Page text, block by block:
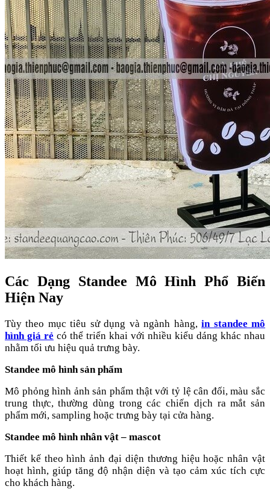
Các Dạng Standee Mô Hình Phổ Biến
Hiện Nay
Tùy theo mục tiêu sử dụng và ngành hàng,in standee mô
hình giá rẻ có thể triển khai với nhiều kiểu dáng khác nhau
nhằm tối ưu hiệu quả trưng bày.
Standee mô hình sản phẩm
Mô phỏng hình ảnh sản phẩm thật với tỷ lệ cân đối, màu sắc
trung thực, thường dùng trong các chiến dịch ra mắt sản
phẩm mới, sampling hoặc trưng bày tại cửa hàng.
Standee mô hình nhân vật – mascot
Thiết kế theo hình ảnh đại diện thương hiệu hoặc nhân vật
hoạt hình, giúp tăng độ nhận diện và tạo cảm xúc tích cực
cho khách hàng.